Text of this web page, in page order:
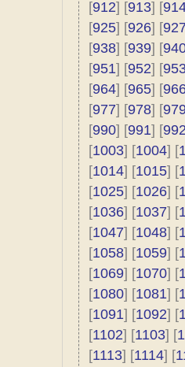
[912] [913] [
[925] [926] [
[938] [939] [
[951] [952] [
[964] [965] [
[977] [978] [
[990] [991] [
[1003] [1004] [
[1014] [1015] [
[1025] [1026] [
[1036] [1037] [
[1047] [1048] [
[1058] [1059] [
[1069] [1070] [
[1080] [1081] [
[1091] [1092] [
[1102] [1103] [
[1113] [1114] [